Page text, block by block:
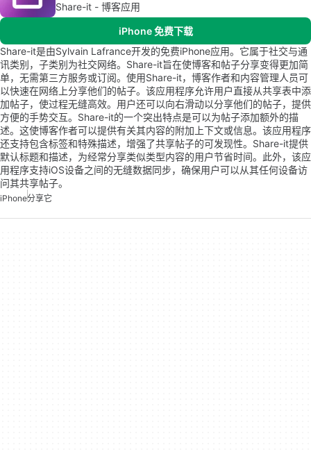
Share-it - 博客应用
iPhone 免费下载
Share-it是由Sylvain Lafrance开发的免费iPhone应用。它属于社交与通
讯类别，子类别为社交网络。Share-it旨在使博客和帖子分享变得更加简
单，无需第三方服务或订阅。使用Share-it，博客作者和内容管理人员可
以快速在网络上分享他们的帖子。该应用程序允许用户直接从共享表中添
加帖子，使过程无缝高效。用户还可以向右滑动以分享他们的帖子，提供
方便的手势交互。Share-it的一个突出特点是可以为帖子添加额外的描
述。这使博客作者可以提供有关其内容的附加上下文或信息。该应用程序
还支持包含标签和特殊描述，增强了共享帖子的可发现性。Share-it提供
默认标题和描述，为经常分享类似类型内容的用户节省时间。此外，该应
用程序支持iOS设备之间的无缝数据同步，确保用户可以从其任何设备访
问其共享帖子。
iPhone分享它